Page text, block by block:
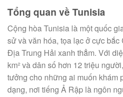
Tổng quan về Tunisia
Cộng hòa Tunisia là một quốc
sử và văn hóa, tọa lạc ở cực
Địa Trung Hải xanh thẳm. Với
km² và dân số hơn 12 triệu
tưởng cho những ai muốn khám
dạng, nơi tiếng Ả Rập là ngôn